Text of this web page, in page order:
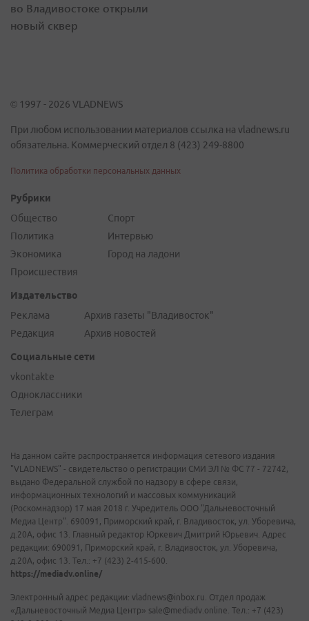
во Владивостоке открыли
новый сквер
© 1997 - 2026 VLADNEWS
При любом использовании материалов ссылка на vladnews.ru
обязательна. Коммерческий отдел 8 (423) 249-8800
Политика обработки персональных данных
Рубрики
Общество
Политика
Экономика
Происшествия
Спорт
Интервью
Город на ладони
Издательство
Реклама
Редакция
Архив газеты "Владивосток"
Архив новостей
Социальные сети
vkontakte
Одноклассники
Телеграм
На данном сайте распространяется информация сетевого издания
"VLADNEWS" - свидетельство о регистрации СМИ ЭЛ № ФС 77 - 72742,
выдано Федеральной службой по надзору в сфере связи,
информационных технологий и массовых коммуникаций
(Роскомнадзор) 17 мая 2018 г. Учредитель ООО "Дальневосточный
Медиа Центр". 690091, Приморский край, г. Владивосток, ул. Уборевича,
д.20А, офис 13. Главный редактор Юркевич Дмитрий Юрьевич. Адрес
редакции: 690091, Приморский край, г. Владивосток, ул. Уборевича,
д.20А, офис 13. Тел.: +7 (423) 2-415-600.
https://mediadv.online/
Электронный адрес редакции: vladnews@inbox.ru. Отдел продаж
«Дальневосточный Медиа Центр» sale@mediadv.online. Тел.: +7 (423)